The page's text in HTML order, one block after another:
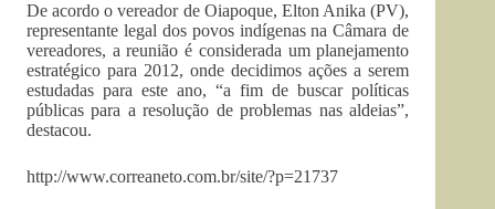
De acordo o vereador de Oiapoque, Elton Anika (PV),
representante legal dos povos indígenas na Câmara de
vereadores, a reunião é considerada um planejamento
estratégico para 2012, onde decidimos ações a serem
estudadas para este ano, “a fim de buscar políticas
públicas para a resolução de problemas nas aldeias”,
destacou.
http://www.correaneto.com.br/site/?p=21737